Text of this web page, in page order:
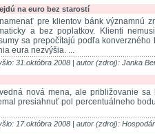
na euro bez starostí
pre klientov bánk významnú
a bez poplatkov. Klienti
sa prepočítajú podľa
eura nezvýšia. ...
31.októbra 2008 | autor (zdroj): Janka
nová mena, ale približovanie
presiahnuť pol percentuálneho
17.októbra 2008 | autor (zdroj):